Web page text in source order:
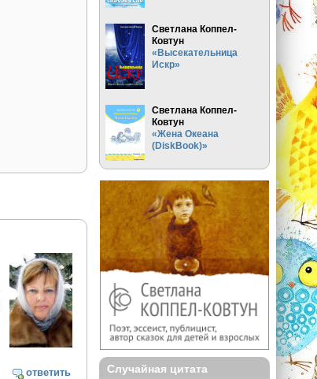
ответить
Светлана Коппел-
Ковтун
«Высекательница
Искр»
Светлана Коппел-
Ковтун
«Жена Океана
(DiskBook)»
Случайная цитата